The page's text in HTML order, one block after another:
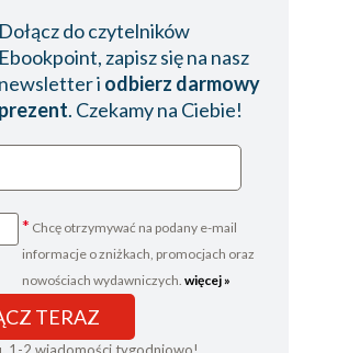
Dołącz do czytelników
Ebookpoint, zapisz się na nasz
newsletter i odbierz darmowy
prezent. Czekamy na Ciebie!
* Chcę otrzymywać na podany e-mail
informacje o zniżkach, promocjach oraz
nowościach wydawniczych. więcej »
TERAZ